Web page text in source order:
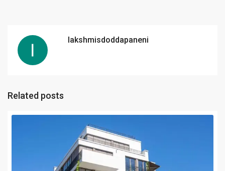
lakshmisdoddapaneni
Related posts